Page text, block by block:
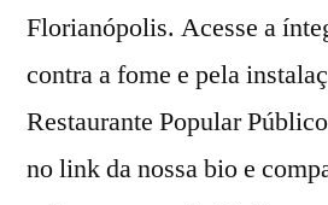
Florianópolis. Acesse a
contra a fome e pela
Restaurante Popular
no link da nossa bio e